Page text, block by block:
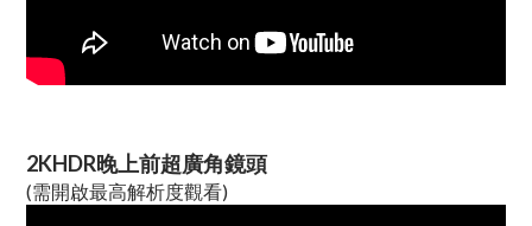
2KHDR晚上前超廣角鏡頭
(需開啟最高解析度觀看)